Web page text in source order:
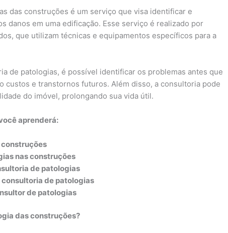
das construções é um serviço que visa identificar e
danos em uma edificação. Esse serviço é realizado por
que utilizam técnicas e equipamentos específicos para a
de patologias, é possível identificar os problemas antes que
custos e transtornos futuros. Além disso, a consultoria pode
do imóvel, prolongando sua vida útil.
aprenderá:
construções
nas construções
de patologias
de patologias
de patologias
das construções?